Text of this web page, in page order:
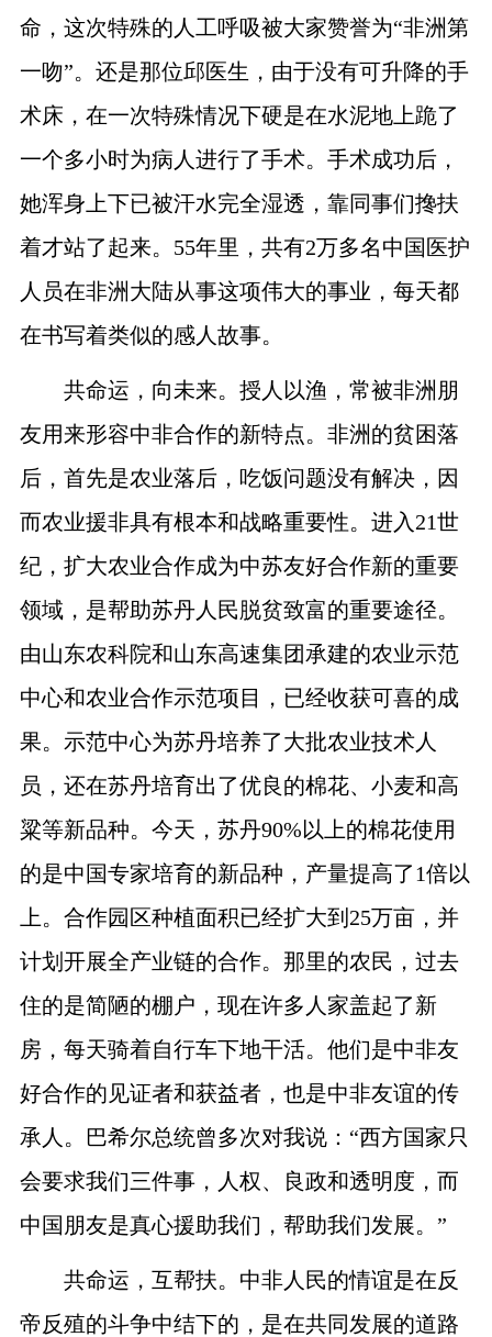
命，这次特殊的人工呼吸被大家赞誉为“非洲第
一吻”。还是那位邱医生，由于没有可升降的手
术床，在一次特殊情况下硬是在水泥地上跪了
一个多小时为病人进行了手术。手术成功后，
她浑身上下已被汗水完全湿透，靠同事们搀扶
着才站了起来。 55年里，共有2万多名中国医护
人员在非洲大陆从事这项伟大的事业，每天都
在书写着类似的感人故事。
共命运，向未来。授人以渔，常被非洲朋
友用来形容中非合作的新特点。非洲的贫困落
后，首先是农业落后，吃饭问题没有解决，因
而农业援非具有根本和战略重要性。进入 21世
纪，扩大农业合作成为中苏友好合作新的重要
领域，是帮助苏丹人民脱贫致富的重要途径。
由山东农科院和山东高速集团承建的农业示范
中心和农业合作示范项目，已经收获可喜的成
果。示范中心为苏丹培养了大批农业技术人
员，还在苏丹培育出了优良的棉花、小麦和高
粱等新品种。今天，苏丹90%以上的棉花使用
的是中国专家培育的新品种，产量提高了1倍以
上。合作园区种植面积已经扩大到 25万亩，并
计划开展全产业链的合作。那里的农民，过去
住的是简陋的棚户，现在许多人家盖起了新
房，每天骑着自行车下地干活。他们是中非友
好合作的见证者和获益者，也是中非友谊的传
承人。巴希尔总统曾多次对我说：“西方国家只
会要求我们三件事，人权、良政和透明度，而
中国朋友是真心援助我们，帮助我们发展。”
共命运，互帮扶。中非人民的情谊是在反
帝反殖的斗争中结下的，是在共同发展的道路